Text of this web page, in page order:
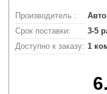
Производитель :
Срок поставки:
3-5
Доступно к заказу: 1